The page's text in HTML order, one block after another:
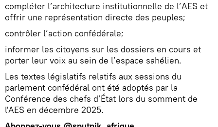
compléter l’architecture institutionnelle de l’AES et
offrir une représentation directe des peuples;
contrôler l’action confédérale;
informer les citoyens sur les dossiers en cours et
porter leur voix au sein de l’espace sahélien.
Les textes législatifs relatifs aux sessions du
parlement confédéral ont été adoptés par la
Conférence des chefs d’État lors du somment de
l'AES en décembre 2025.